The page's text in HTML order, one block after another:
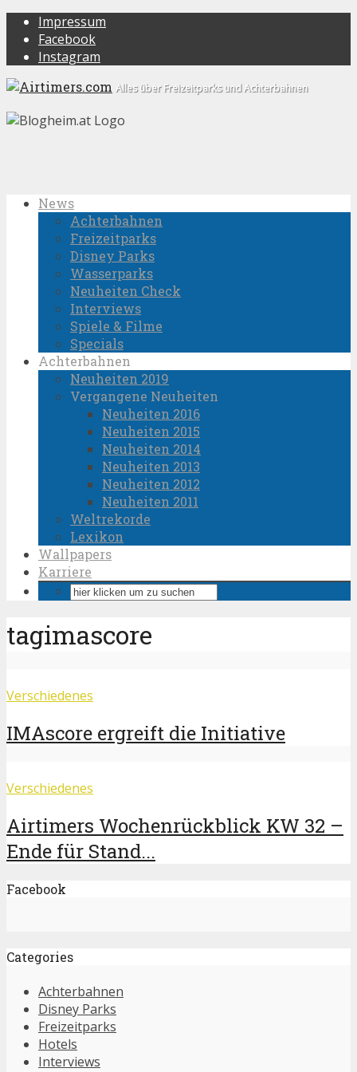
Impressum
Facebook
Instagram
Alles über Freizeitparks und Achterbahnen
News
Achterbahnen
Freizeitparks
Disney Parks
Wasserparks
Neuheiten Check
Interviews
Spiele & Filme
Specials
Achterbahnen
Neuheiten 2019
Vergangene Neuheiten
Neuheiten 2016
Neuheiten 2015
Neuheiten 2014
Neuheiten 2013
Neuheiten 2012
Neuheiten 2011
Weltrekorde
Lexikon
Wallpapers
Karriere
tagimascore
Verschiedenes
IMAscore ergreift die Initiative
Verschiedenes
Airtimers Wochenrückblick KW 32 –
Ende für Stand...
Facebook
Categories
Achterbahnen
Disney Parks
Freizeitparks
Hotels
Interviews